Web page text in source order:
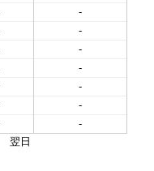
-
-
-
-
-
-
-
翌日